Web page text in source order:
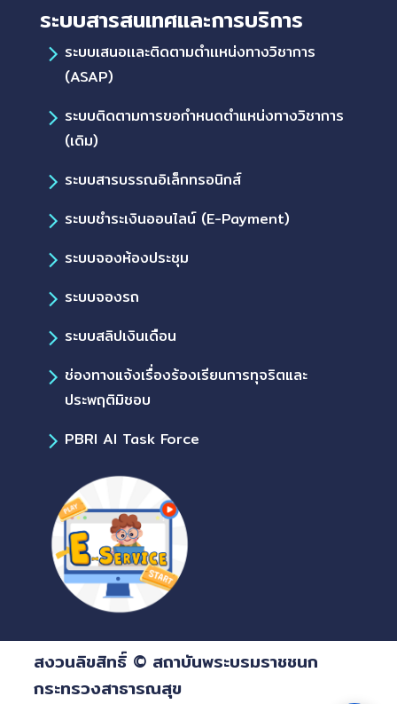
ระบบสารสนเทศและการบริการ
ระบบเสนอเเละติดตามตำเเหน่งทางวิชาการ
(ASAP)
ระบบติดตามการขอกำหนดตำแหน่งทางวิชาการ
(เดิม)
ระบบสารบรรณอิเล็กทรอนิกส์
ระบบชำระเงินออนไลน์ (E-Payment)
ระบบจองห้องประชุม
ระบบจองรถ
ระบบสลิปเงินเดือน
ช่องทางแจ้งเรื่องร้องเรียนการทุจริตและ
ประพฤติมิชอบ
PBRI AI Task Force
สงวนลิขสิทธิ์ © สถาบันพระบรมราชชนก
กระทรวงสาธารณสุข